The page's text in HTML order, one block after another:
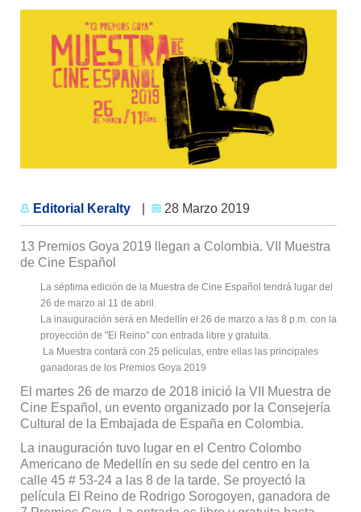
Editorial Keralty 28 Marzo 2019
13 Premios Goya 2019 llegan a Colombia. VII Muestra
de Cine Español
La séptima edición de la Muestra de Cine Español tendrá lugar del
26 de marzo al 11 de abril.
La inauguración será en Medellín el 26 de marzo a las 8 p.m. con la
proyección de "El Reino" con entrada libre y gratuita.
La Muestra contará con 25 películas, entre ellas las principales
ganadoras de los Premios Goya 2019
El martes 26 de marzo de 2018 inició la VII Muestra de
Cine Español, un evento organizado por la Consejería
Cultural de la Embajada de España en Colombia.
La inauguración tuvo lugar en el Centro Colombo
Americano de Medellín en su sede del centro en la
calle 45 # 53-24 a las 8 de la tarde. Se proyectó la
película El Reino de Rodrigo Sorogoyen, ganadora de